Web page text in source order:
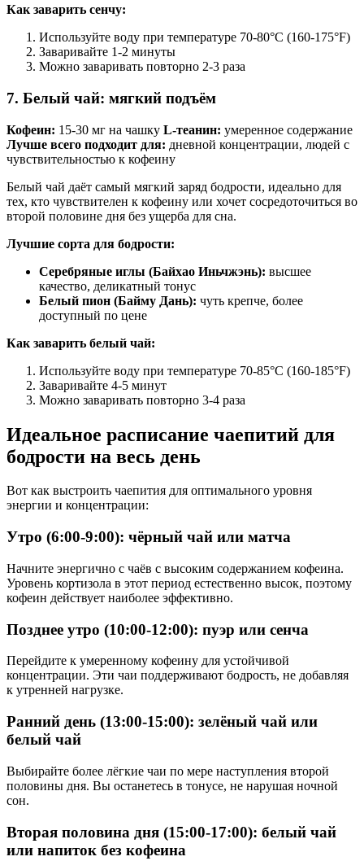
Как заварить сенчу:
Используйте воду при температуре 70-80°C (160-175°F)
Заваривайте 1-2 минуты
Можно заваривать повторно 2-3 раза
7. Белый чай: мягкий подъём
Кофеин: 15-30 мг на чашку L-теанин: умеренное содержание
Лучше всего подходит для: дневной концентрации, людей с
чувствительностью к кофеину
Белый чай даёт самый мягкий заряд бодрости, идеально для
тех, кто чувствителен к кофеину или хочет сосредоточиться во
второй половине дня без ущерба для сна.
Лучшие сорта для бодрости:
Серебряные иглы (Байхао Иньчжэнь): высшее
качество, деликатный тонус
Белый пион (Байму Дань): чуть крепче, более
доступный по цене
Как заварить белый чай:
Используйте воду при температуре 70-85°C (160-185°F)
Заваривайте 4-5 минут
Можно заваривать повторно 3-4 раза
Идеальное расписание чаепитий для
бодрости на весь день
Вот как выстроить чаепития для оптимального уровня
энергии и концентрации:
Утро (6:00-9:00): чёрный чай или матча
Начните энергично с чаёв с высоким содержанием кофеина.
Уровень кортизола в этот период естественно высок, поэтому
кофеин действует наиболее эффективно.
Позднее утро (10:00-12:00): пуэр или сенча
Перейдите к умеренному кофеину для устойчивой
концентрации. Эти чаи поддерживают бодрость, не добавляя
к утренней нагрузке.
Ранний день (13:00-15:00): зелёный чай или
белый чай
Выбирайте более лёгкие чаи по мере наступления второй
половины дня. Вы останетесь в тонусе, не нарушая ночной
сон.
Вторая половина дня (15:00-17:00): белый чай
или напиток без кофеина